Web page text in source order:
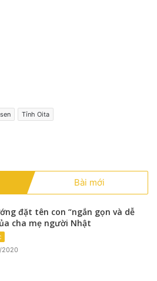
Tỉnh Oita
Bài mới
đặt tên con “ngắn gọn và dễ
cha mẹ người Nhật
2020